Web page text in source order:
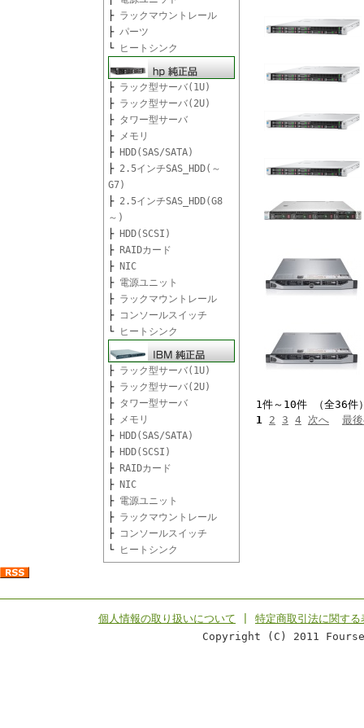
├ ラックマウントレール
├ パーツ
└ ヒートシンク
├ ラック型サーバ(1U)
├ ラック型サーバ(2U)
├ タワー型サーバ
├ メモリ
├ HDD(SAS/SATA)
├ 2.5インチSAS_HDD(～
G7)
├ 2.5インチSAS_HDD(G8
～)
├ HDD(SCSI)
├ RAIDカード
├ NIC
├ 電源ユニット
├ ラックマウントレール
├ コンソールスイッチ
└ ヒートシンク
├ ラック型サーバ(1U)
├ ラック型サーバ(2U)
├ タワー型サーバ
├ メモリ
├ HDD(SAS/SATA)
├ HDD(SCSI)
├ RAIDカード
├ NIC
├ 電源ユニット
├ ラックマウントレール
├ コンソールスイッチ
└ ヒートシンク
1件～10件 （全36
1 2 3 4 次へ 最
個人情報の取り扱いについて
特定商取引法に関する
Copyright (C) 2011